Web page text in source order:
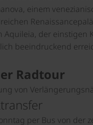
einem
der einstigen
beeindruckend
Radtour
von
per Bus von der